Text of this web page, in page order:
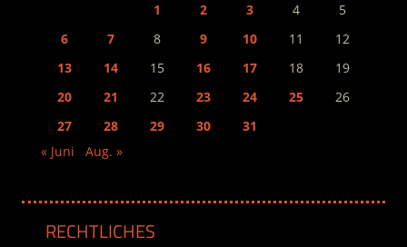
1
2 3 4
5
6
7 8 9 10 11
12
13
14 15 16 17 18
19
20
21 22 23 24 25
26
27
28 29 30
31
« Juni
Aug. »
RECHTLICHES